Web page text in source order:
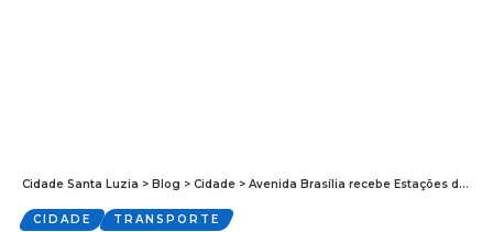
Cidade Santa Luzia > Blog > Cidade > Avenida Brasília recebe Estações de Transferência do Move Metropolitano
CIDADE TRANSPORTE